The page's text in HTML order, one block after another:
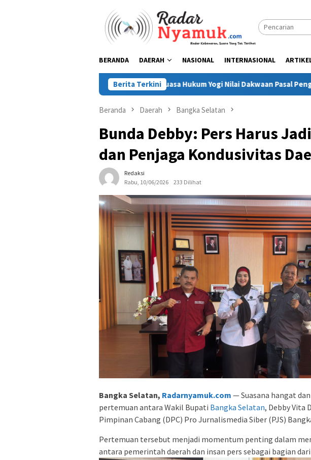
BERANDA DAERAH NASIONAL INTERNASIONAL
Berita Terkini
Kuasa Hukum Yogi Nilai Dakwaan Pasal Pengedar Tidak
Beranda Daerah Bangka Selatan
Bunda Debby: Pers Harus
dan Penjaga Kondusivitas
Redaksi
Rabu, 10/06/2026
233 Dilihat
Bangka Selatan, Radarnyamuk.com — Suasana hangat
pertemuan antara Wakil Bupati Bangka Selatan, Debby Vita
Pimpinan Cabang (DPC) Pro Jurnalismedia Siber (PJS)
Pertemuan tersebut menjadi momentum penting dalam
antara pemerintah daerah dan insan pers sebagai bagian